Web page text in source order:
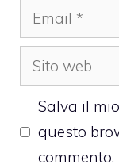
Email
Sito
web
Salva il
questo
commento.